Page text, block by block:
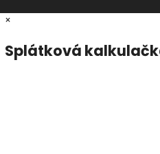
×
Splátková